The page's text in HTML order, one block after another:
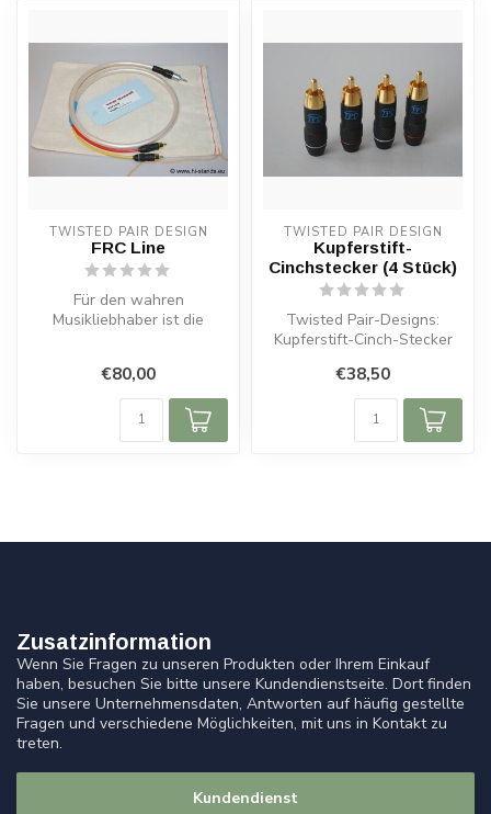
TWISTED PAIR DESIGN
FRC Line
Für den wahren
Musikliebhaber ist die
€80,00
TWISTED PAIR DESIGN
Kupferstift-
Cinchstecker (4 Stück)
Twisted Pair-Designs:
Kupferstift-Cinch-Stecker
aus re...
€38,50
Zusatzinformation
Wenn Sie Fragen zu unseren Produkten oder Ihrem Einkauf
haben, besuchen Sie bitte unsere Kundendienstseite. Dort finden
Sie unsere Unternehmensdaten, Antworten auf häufig gestellte
Fragen und verschiedene Möglichkeiten, mit uns in Kontakt zu
treten.
Kundendienst